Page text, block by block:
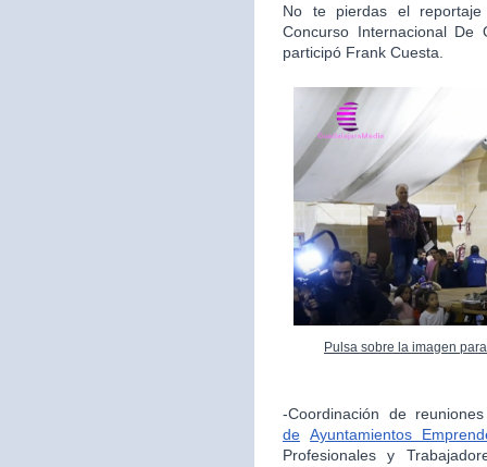
No te pierdas el
Concurso Internacional
participó Frank Cuesta.
Pulsa sobre la imagen
-Coordinación de
de Ayuntamientos
Profesionales y